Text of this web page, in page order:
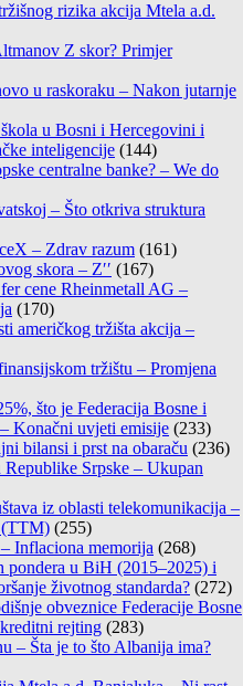
rizika akcija Mtela a.d.
Z skor? Primjer
u raskoraku – Nakon jutarnje
u Bosni i Hercegovini i
inteligencije (144)
centralne banke? – We do
– Što otkriva struktura
– Zdrav razum (161)
skora – Z′′ (167)
cene Rheinmetall AG –
(170)
američkog tržišta akcija –
tržištu – Promjena
što je Federacija Bosne i
Konačni uvjeti emisije (233)
bilansi i prst na obaraču (236)
Srpske – Ukupan
iz oblasti telekomunikacija –
(TTM) (255)
Inflaciona memorija (268)
pondera u BiH (2015–2025) i
životnog standarda? (272)
obveznice Federacije Bosne
rejting (283)
– Šta je to što Albanija ima?